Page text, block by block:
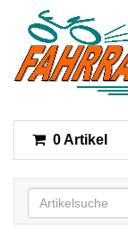
0 Artikel